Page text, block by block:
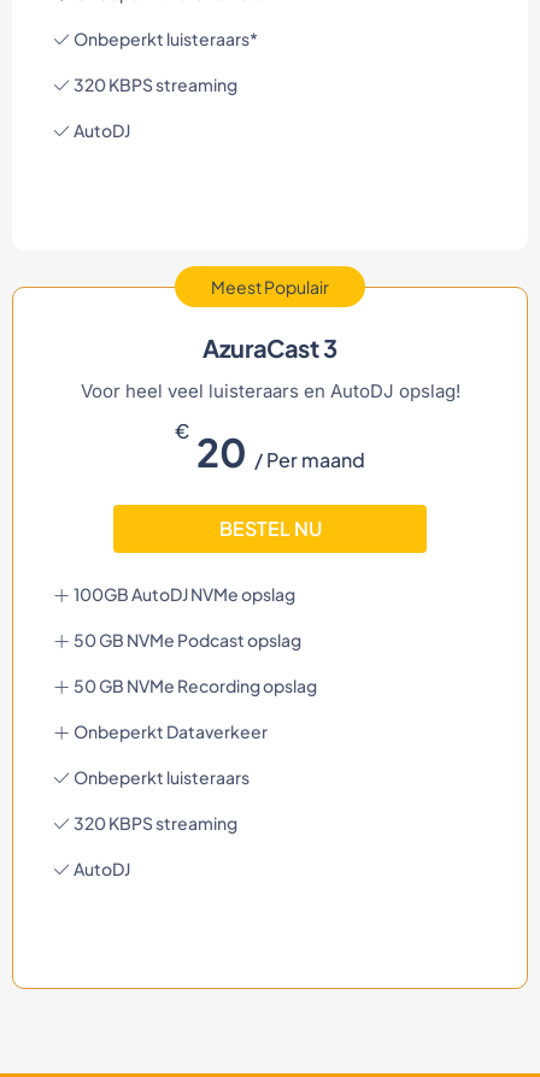
Onbeperkt luisteraars*
320 KBPS streaming
AutoDJ
Meest Populair
AzuraCast 3
Voor heel veel luisteraars en AutoDJ opslag!
€ 20 / Per maand
BESTEL NU
100GB AutoDJ NVMe opslag
50 GB NVMe Podcast opslag
50 GB NVMe Recording opslag
Onbeperkt Dataverkeer
Onbeperkt luisteraars
320 KBPS streaming
AutoDJ